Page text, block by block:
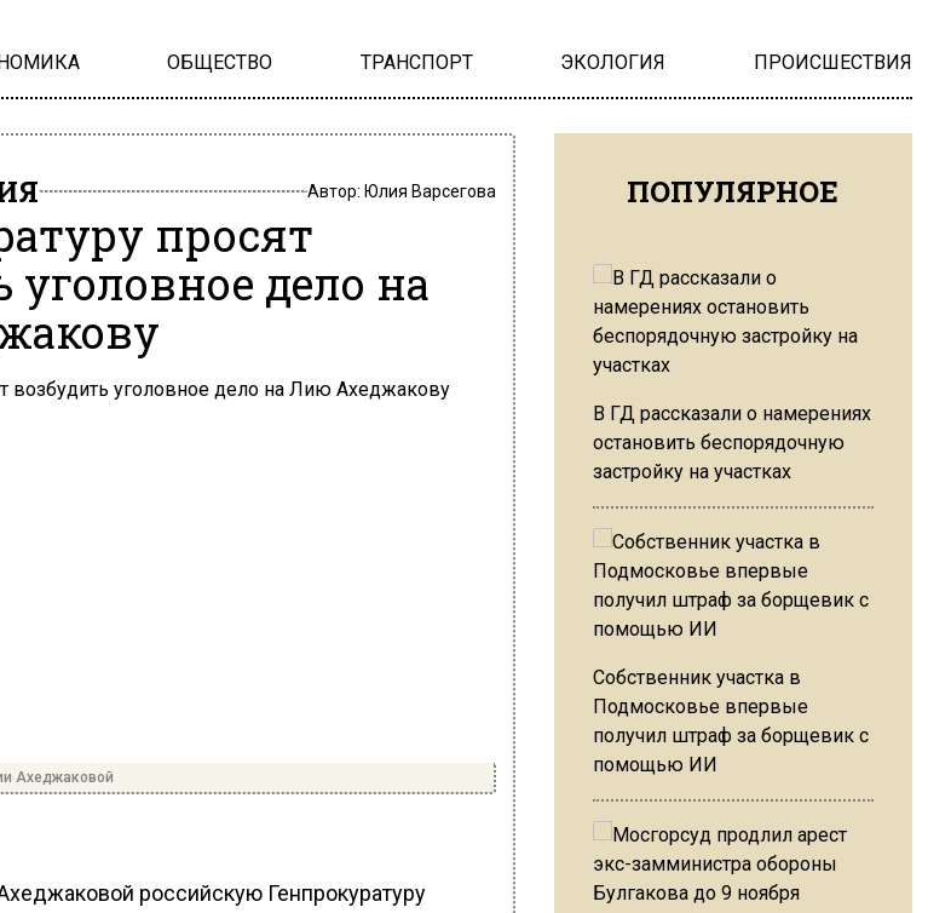
ОБЩЕСТВО ТРАНСПОРТ ЭКОЛОГИЯ ПРОИСШЕСТВИЯ
Автор: Юлия Варсегова
просят
уголовное дело на
Ахеджаковой
российскую Генпрокуратуру
ПОПУЛЯРНОЕ
В ГД рассказали о намерениях
остановить беспорядочную
застройку на участках
Собственник участка в
Подмосковье впервые
получил штраф за борщевик с
помощью ИИ